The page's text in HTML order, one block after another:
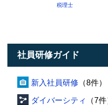
税理士
社員研修ガイド
新入社員研修 （8件）
ダイバーシティ （7件